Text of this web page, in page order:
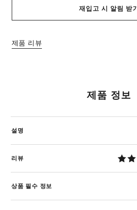
재입고 시 알림 받기
제품 리뷰
제품 정보
설명
리뷰
상품 필수 정보